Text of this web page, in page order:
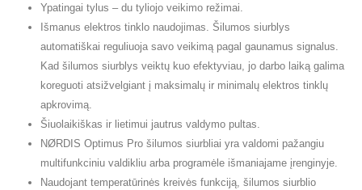
Ypatingai tylus – du tyliojo veikimo režimai.
Išmanus elektros tinklo naudojimas. Šilumos siurblys
automatiškai reguliuoja savo veikimą pagal gaunamus signalus.
Kad šilumos siurblys veiktų kuo efektyviau, jo darbo laiką galima
koreguoti atsižvelgiant į maksimalų ir minimalų elektros tinklų
apkrovimą.
Šiuolaikiškas ir lietimui jautrus valdymo pultas.
NØRDIS Optimus Pro šilumos siurbliai yra valdomi pažangiu
multifunkciniu valdikliu arba programėle išmaniajame įrenginyje.
Naudojant temperatūrinės kreivės funkciją, šilumos siurblio